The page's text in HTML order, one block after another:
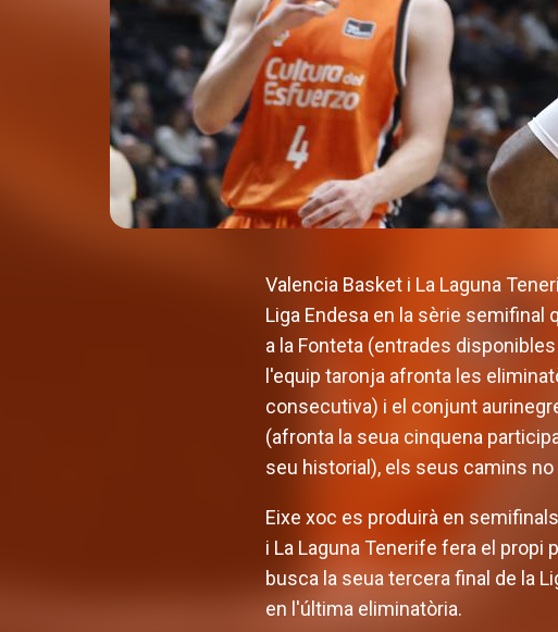
Valencia Basket i La Laguna
Liga Endesa en la sèrie
a la Fonteta (entrades
l'equip taronja afronta les
consecutiva) i el conjunt
(afronta la seua cinquena
seu historial), els seus camins
Eixe xoc es produirà en
i La Laguna Tenerife fera el propi
busca la seua tercera final de la
en l'última eliminatòria.